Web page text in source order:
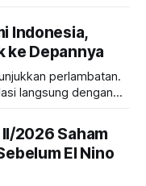
Indonesia,
ke Depannya
perlambatan.
langsung dengan
2026 Saham
El Nino